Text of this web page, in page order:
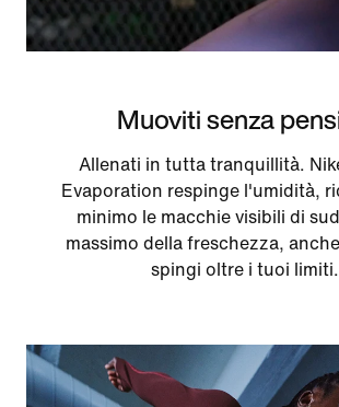
Muoviti senza
Allenati in tutta tranquillità.
Evaporation respinge l'umidità,
minimo le macchie visibili di
massimo della freschezza,
spingi oltre i tuoi limiti.